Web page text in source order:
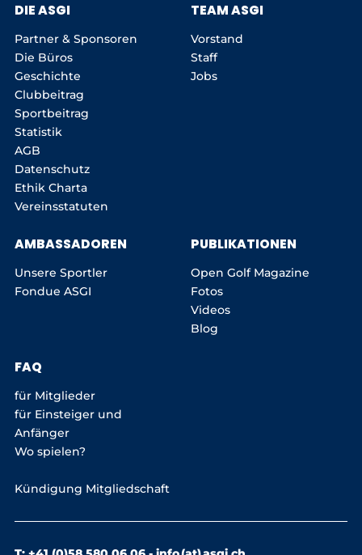
DIE ASGI
Partner & Sponsoren
Die Büros
Geschichte
Clubbeitrag
Sportbeitrag
Statistik
AGB
Datenschutz
Ethik Charta
Vereinsstatuten
TEAM ASGI
Vorstand
Staff
Jobs
AMBASSADOREN
Unsere Sportler
Fondue ASGI
PUBLIKATIONEN
Open Golf Magazine
Fotos
Videos
Blog
FAQ
für Mitglieder
für Einsteiger und
Anfänger
Wo spielen?
Kündigung Mitgliedschaft